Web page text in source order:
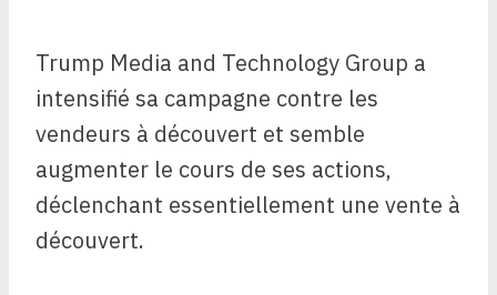
Trump Media and Technology Group a
intensifié sa campagne contre les
vendeurs à découvert et semble
augmenter le cours de ses actions,
déclenchant essentiellement une vente à
découvert.